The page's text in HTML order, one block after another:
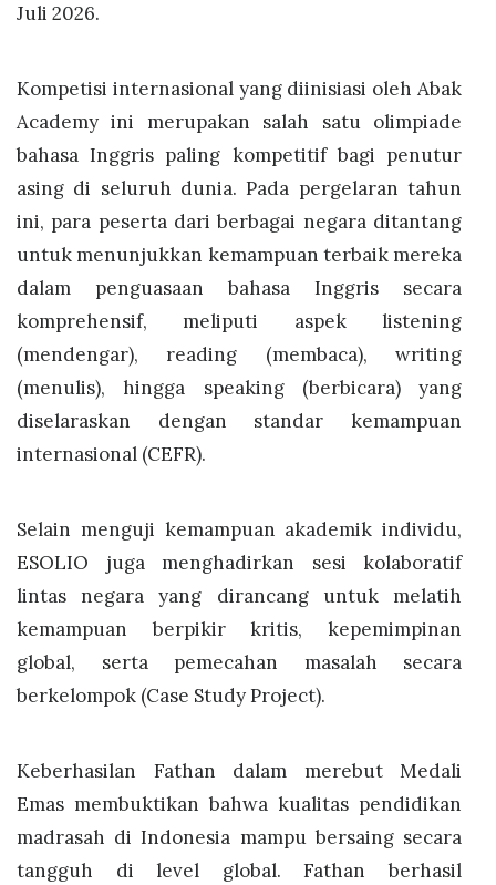
Juli 2026.
Kompetisi internasional yang diinisiasi oleh Abak
Academy ini merupakan salah satu olimpiade
bahasa Inggris paling kompetitif bagi penutur
asing di seluruh dunia. Pada pergelaran tahun
ini, para peserta dari berbagai negara ditantang
untuk menunjukkan kemampuan terbaik mereka
dalam penguasaan bahasa Inggris secara
komprehensif, meliputi aspek listening
(mendengar), reading (membaca), writing
(menulis), hingga speaking (berbicara) yang
diselaraskan dengan standar kemampuan
internasional (CEFR).
Selain menguji kemampuan akademik individu,
ESOLIO juga menghadirkan sesi kolaboratif
lintas negara yang dirancang untuk melatih
kemampuan berpikir kritis, kepemimpinan
global, serta pemecahan masalah secara
berkelompok (Case Study Project).
Keberhasilan Fathan dalam merebut Medali
Emas membuktikan bahwa kualitas pendidikan
madrasah di Indonesia mampu bersaing secara
tangguh di level global. Fathan berhasil